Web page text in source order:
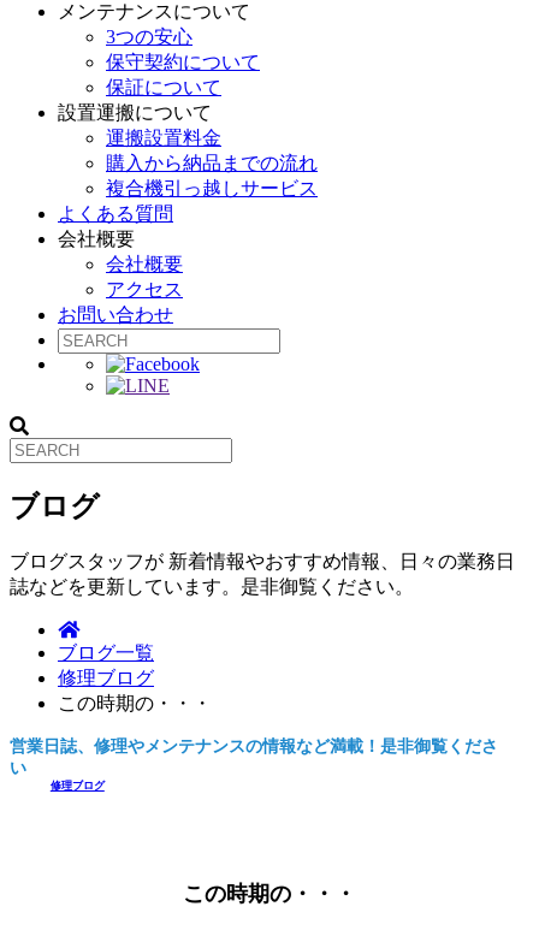
メンテナンスについて
3つの安心
保守契約について
保証について
設置運搬について
運搬設置料金
購入から納品までの流れ
複合機引っ越しサービス
よくある質問
会社概要
会社概要
アクセス
お問い合わせ
ブログ
ブログスタッフが 新着情報やおすすめ情報、日々の業務日
誌などを更新しています。是非御覧ください。
ブログ一覧
修理ブログ
この時期の・・・
営業日誌、修理やメンテナンスの情報など満載！是非御覧くださ
い。
修理ブログ
この時期の・・・